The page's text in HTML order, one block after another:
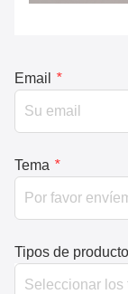
Email *
Tema *
Tipos de producto